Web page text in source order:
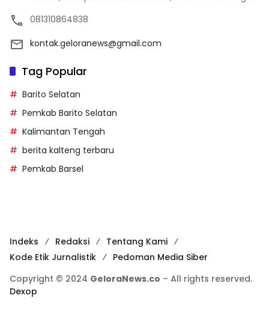
081310864838
kontak.geloranews@gmail.com
Tag Popular
Barito Selatan
Pemkab Barito Selatan
Kalimantan Tengah
berita kalteng terbaru
Pemkab Barsel
Indeks Redaksi
Tentang Kami
Kode Etik Jurnalistik
Pedoman Media Siber
Copyright © 2024 GeloraNews.co – All rights reserved.
Dexop